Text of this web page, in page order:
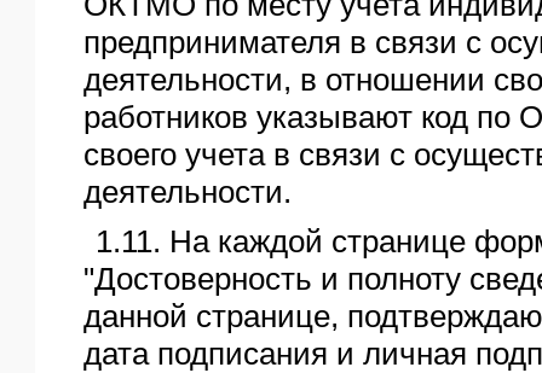
предпринимателя в связи с
деятельности, в отношении
работников указывают код
своего учета в связи с
деятельности.
1.11. На каждой странице
"Достоверность и полноту
данной странице,
дата подписания и личная